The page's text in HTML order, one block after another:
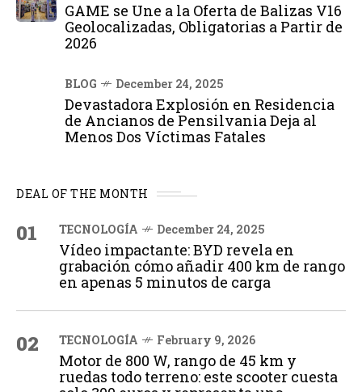
GAME se Une a la Oferta de Balizas V16
Geolocalizadas, Obligatorias a Partir de
2026
BLOG December 24, 2025
Devastadora Explosión en Residencia
de Ancianos de Pensilvania Deja al
Menos Dos Víctimas Fatales
DEAL OF THE MONTH
01 TECNOLOGÍA December 24, 2025
Vídeo impactante: BYD revela en
grabación cómo añadir 400 km de rango
en apenas 5 minutos de carga
02 TECNOLOGÍA February 9, 2026
Motor de 800 W, rango de 45 km y
ruedas todo terreno: este scooter cuesta